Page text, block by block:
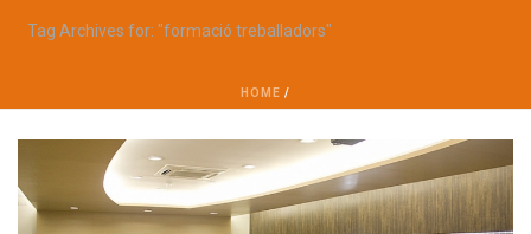
Tag Archives for: "formació treballadors"
HOME /